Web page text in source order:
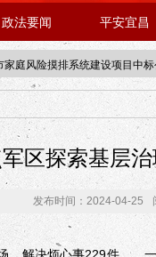
政法要闻 平安宜昌
家庭风险摸排系统建设项目中
人民大学入校工作提醒
区探索基层
发布时间：2024-04-25